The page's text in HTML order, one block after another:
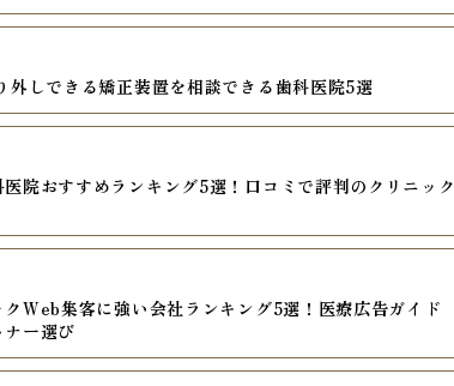
外しできる矯正装置を相談できる歯科医院5選
院おすすめランキング5選！口コミで評判のクリニック
Web集客に強い会社ランキング5選！医療広告ガイド
ー選び